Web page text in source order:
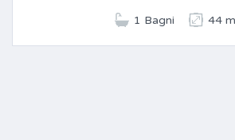
1 Bagni 44